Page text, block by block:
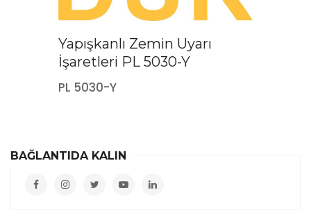
Yapışkanlı Zemin Uyarı
İşaretleri PL 5030-Y
PL 5030-Y
BAĞLANTIDA KALIN